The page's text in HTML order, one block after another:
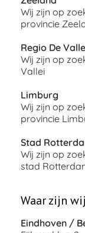
Wij zijn op
provincie
Regio De
Wij zijn op
Vallei
Limburg
Wij zijn op
provincie
Stad
Wij zijn op
stad
Waar zijn
Eindhoven /